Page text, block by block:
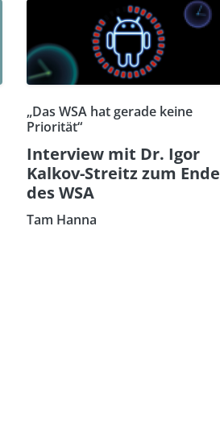
„Das WSA hat gerade keine
Priorität“
Interview mit Dr. Igor
Kalkov-Streitz zum Ende
des WSA
Tam Hanna